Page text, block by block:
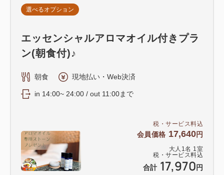
税・サービス料込
会員価格 17,640円
大人 1名 1室
税・サービス料込
合計 17,970 円
選べるオプション
エッセンシャルアロマオイル付きプラ
ン(朝食付)♪
朝食 現地払い・Web決済
in 14:00~ 24:00 / out 11:00まで